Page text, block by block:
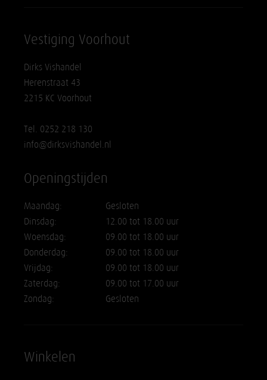
Vestiging Voorhout
Dirks Vishandel
Herenstraat 43
2215 KC Voorhout
Tel. 0252 218 130
info@dirksvishandel.nl
Openingstijden
Maandag:
Gesloten
Dinsdag:
12.00 tot 18.00 uur
Woensdag:
09.00 tot 18.00 uur
Donderdag:
09.00 tot 18.00 uur
Vrijdag:
09.00 tot 18.00 uur
Zaterdag:
09.00 tot 17.00 uur
Zondag:
Gesloten
Winkelen